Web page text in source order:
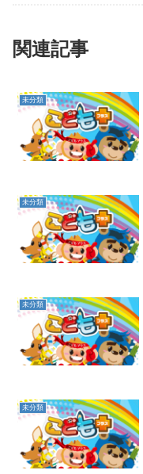
関連記事
未分類
未分類
未分類
未分類